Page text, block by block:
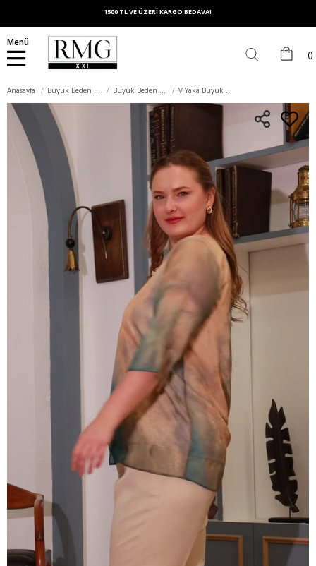
1500 TL VE ÜZERİ KARGO BEDAVA!
Menü
Anasayfa Büyük Beden Üst Giyim Büyük Beden Bluz V Yaka Büyük Beden Şifon Bluz Mint